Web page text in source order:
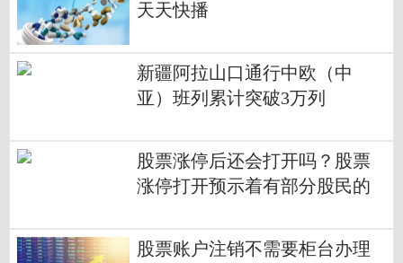
天天快播
新疆阿拉山口通行中欧（中
亚）班列累计突破3万列
股票涨停后还会打开吗？股票
涨停打开预示着有部分股民的
股票账户注销不需要柜台办理